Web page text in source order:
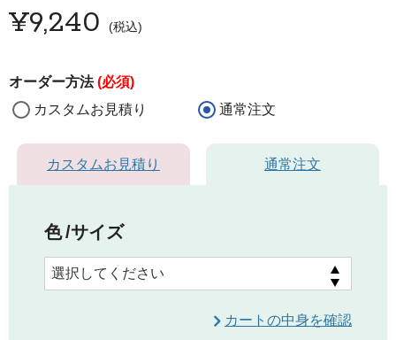
¥9,240 税込
オーダー方法(必須)
カスタムお見積り
通常注文
カスタムお見積り 通常注文
色 サイズ
カートの中身を確認